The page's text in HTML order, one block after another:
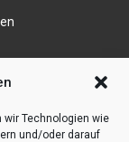
wir Technologien wie
und/oder darauf